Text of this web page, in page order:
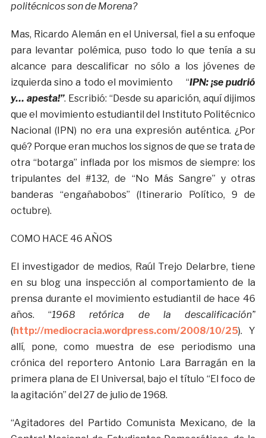
politécnicos son de Morena?
Mas, Ricardo Alemán en el Universal, fiel a su enfoque
para levantar polémica, puso todo lo que tenía a su
alcance para descalificar no sólo a los jóvenes de
izquierda sino a todo el movimiento “IPN: ¡se pudrió
y… apesta!”. Escribió: “Desde su aparición, aquí dijimos
que el movimiento estudiantil del Instituto Politécnico
Nacional (IPN) no era una expresión auténtica. ¿Por
qué? Porque eran muchos los signos de que se trata de
otra “botarga” inflada por los mismos de siempre: los
tripulantes del #132, de “No Más Sangre” y otras
banderas “engañabobos” (Itinerario Político, 9 de
octubre).
COMO HACE 46 AÑOS
El investigador de medios, Raúl Trejo Delarbre, tiene
en su blog una inspección al comportamiento de la
prensa durante el movimiento estudiantil de hace 46
años. “1968 retórica de la descalificación”
(http://mediocracia.wordpress.com/2008/10/25). Y
allí, pone, como muestra de ese periodismo una
crónica del reportero Antonio Lara Barragán en la
primera plana de El Universal, bajo el título “El foco de
la agitación” del 27 de julio de 1968.
“Agitadores del Partido Comunista Mexicano, de la